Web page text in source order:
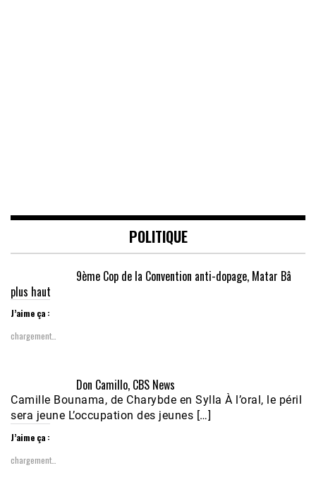
POLITIQUE
9ème Cop de la Convention anti-dopage, Matar Bâ
plus haut
J’aime ça :
chargement…
Don Camillo, CBS News
Camille Bounama, de Charybde en Sylla À l’oral, le péril
sera jeune L’occupation des jeunes […]
J’aime ça :
chargement…